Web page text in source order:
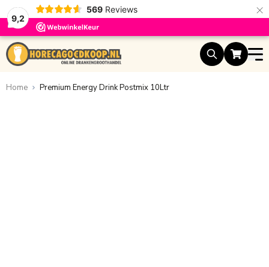
9,2
569 Reviews ×
Ga naar de inhoud
Home Premium Energy Drink Postmix 10Ltr